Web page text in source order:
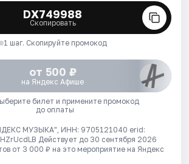
DX749988
Скопировать
1 шаг. Скопируйте промокод
от 500 ₽
на Яндекс Афише
билет и примените промокод
до оплаты
МУЗЫКА", ИНН: 9705121040 erid:
Действует до 30 сентября 2026
от 3 000 ₽ на это мероприятие на Яндекс